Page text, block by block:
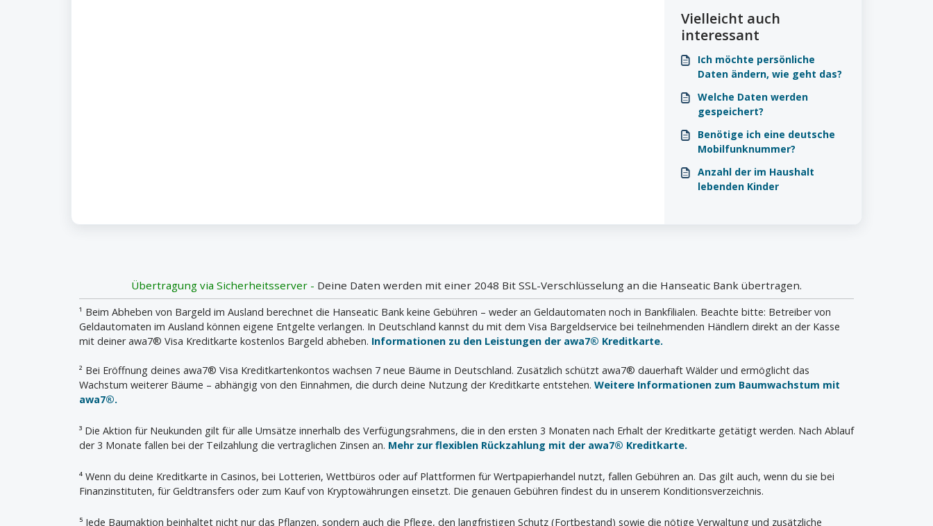
Vielleicht auch
interessant
Ich möchte persönliche
Daten ändern, wie geht das?
Welche Daten werden
gespeichert?
Benötige ich eine deutsche
Mobilfunknummer?
Anzahl der im Haushalt
lebenden Kinder
Übertragung via Sicherheitsserver - Deine Daten werden mit einer 2048 Bit SSL-Verschlüsselung an die Hanseatic Bank übertragen.
¹ Beim Abheben von Bargeld im Ausland berechnet die Hanseatic Bank keine Gebühren – weder an Geldautomaten noch in Bankfilialen. Beachte bitte: Betreiber von
Geldautomaten im Ausland können eigene Entgelte verlangen. In Deutschland kannst du mit dem Visa Bargeldservice bei teilnehmenden Händlern direkt an der Kasse
mit deiner awa7® Visa Kreditkarte kostenlos Bargeld abheben. Informationen zu den Leistungen der awa7® Kreditkarte.
² Bei Eröffnung deines awa7® Visa Kreditkartenkontos wachsen 7 neue Bäume in Deutschland. Zusätzlich schützt awa7® dauerhaft Wälder und ermöglicht das
Wachstum weiterer Bäume – abhängig von den Einnahmen, die durch deine Nutzung der Kreditkarte entstehen. Weitere Informationen zum Baumwachstum mit
awa7®.
³ Die Aktion für Neukunden gilt für alle Umsätze innerhalb des Verfügungsrahmens, die in den ersten 3 Monaten nach Erhalt der Kreditkarte getätigt werden. Nach Ablauf
der 3 Monate fallen bei der Teilzahlung die vertraglichen Zinsen an. Mehr zur flexiblen Rückzahlung mit der awa7® Kreditkarte.
⁴ Wenn du deine Kreditkarte in Casinos, bei Lotterien, Wettbüros oder auf Plattformen für Wertpapierhandel nutzt, fallen Gebühren an. Das gilt auch, wenn du sie bei
Finanzinstituten, für Geldtransfers oder zum Kauf von Kryptowährungen einsetzt. Die genauen Gebühren findest du in unserem Konditionsverzeichnis.
⁵ Jede Baumaktion beinhaltet nicht nur das Pflanzen, sondern auch die Pflege, den langfristigen Schutz (Fortbestand) sowie die nötige Verwaltung und zusätzliche